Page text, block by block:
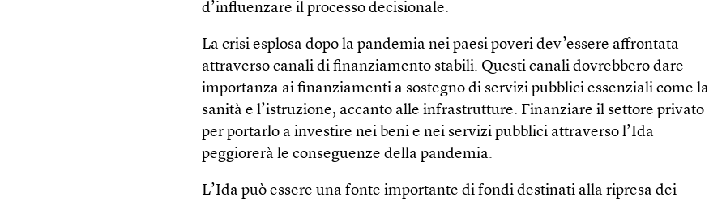
d’influenzare il processo decisionale.
La crisi esplosa dopo la pandemia nei paesi poveri dev’essere affrontata
attraverso canali di finanziamento stabili. Questi canali dovrebbero dare
importanza ai finanziamenti a sostegno di servizi pubblici essenziali come la
sanità e l’istruzione, accanto alle infrastrutture. Finanziare il settore privato
per portarlo a investire nei beni e nei servizi pubblici attraverso l’Ida
peggiorerà le conseguenze della pandemia.
L’Ida può essere una fonte importante di fondi destinati alla ripresa dei